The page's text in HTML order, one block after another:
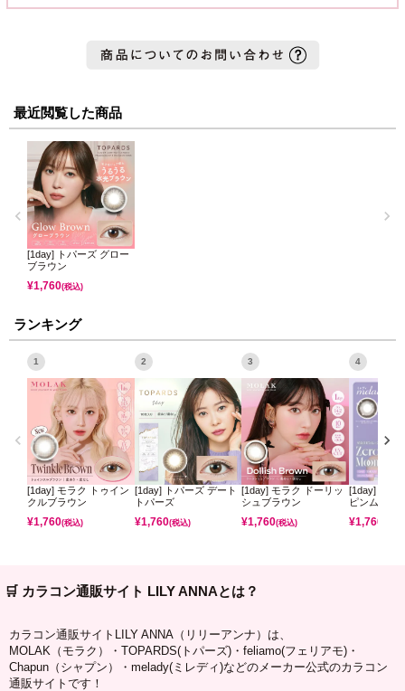
最近閲覧した商品
[1day] トパーズ グロー
ブラウン
¥1,760(税込)
ランキング
1
[1day] モラク トゥイン
クルブラウン
¥1,760(税込)
2
[1day] トパーズ デート
トパーズ
¥1,760(税込)
3
[1day] モラク ドーリッ
シュブラウン
¥1,760(税込)
4
[1day] ミレ
ピンムーン
¥1,760
🛒 カラコン通販サイト LILY ANNAとは？
カラコン通販サイトLILY ANNA（リリーアンナ）は、
MOLAK（モラク）・TOPARDS(トパーズ)・feliamo(フェリアモ)・
Chapun（シャプン）・melady(ミレディ)などのメーカー公式のカラコン
通販サイトです！